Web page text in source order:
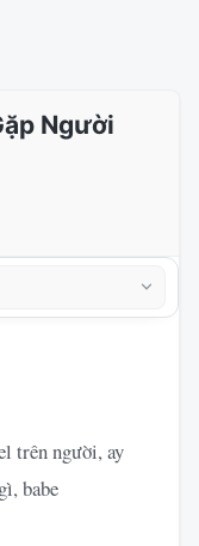
Người
trên người, ay
babe